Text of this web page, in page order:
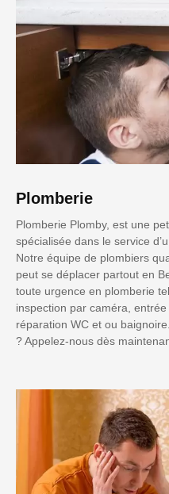
Plomberie
Plomberie Plomby, est une
spécialisée dans le service
Notre équipe de plombiers
peut se déplacer partout en
toute urgence en plomberie
inspection par caméra,
réparation WC et ou
? Appelez-nous dès